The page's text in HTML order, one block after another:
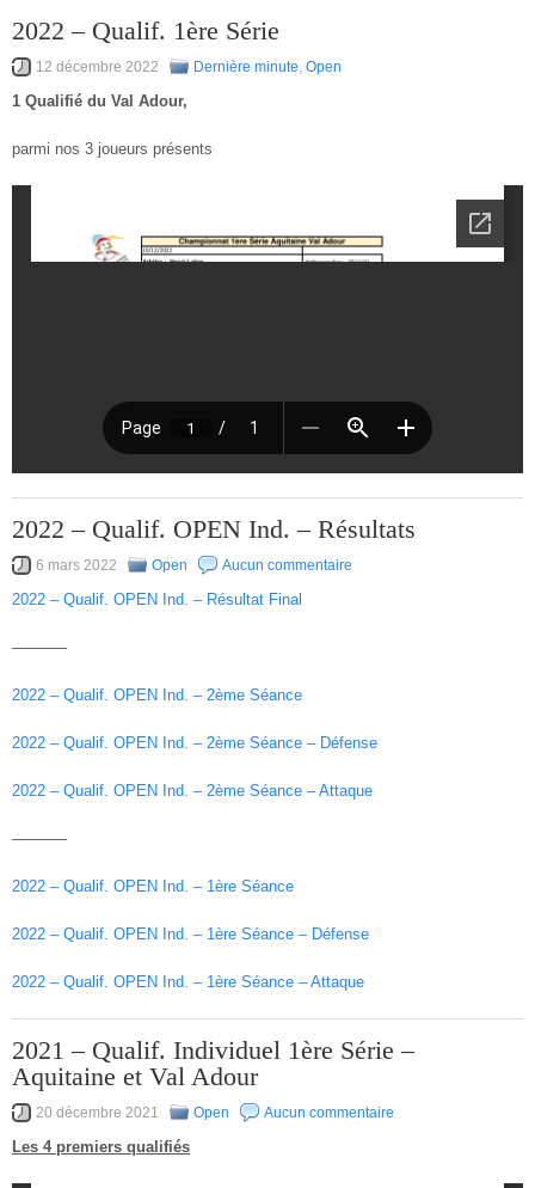
2022 – Qualif. 1ère Série
12 décembre 2022 Dernière minute, Open
1 Qualifié du Val Adour,
parmi nos 3 joueurs présents
2022 – Qualif. OPEN Ind. – Résultats
6 mars 2022 Open Aucun commentaire
2022 – Qualif. OPEN Ind. – Résultat Final
———–
2022 – Qualif. OPEN Ind. – 2ème Séance
2022 – Qualif. OPEN Ind. – 2ème Séance – Défense
2022 – Qualif. OPEN Ind. – 2ème Séance – Attaque
———–
2022 – Qualif. OPEN Ind. – 1ère Séance
2022 – Qualif. OPEN Ind. – 1ère Séance – Défense
2022 – Qualif. OPEN Ind. – 1ère Séance – Attaque
2021 – Qualif. Individuel 1ère Série –
Aquitaine et Val Adour
20 décembre 2021 Open Aucun commentaire
Les 4 premiers qualifiés